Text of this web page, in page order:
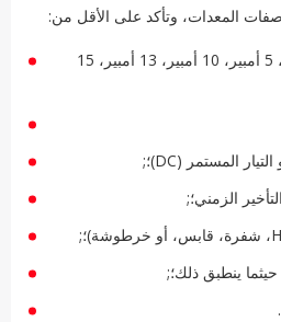
المعدات، وتأكد على الأقل من:
التصنيف الحالي، مثل 3 أمبير، 5 أمبير، 10 أمبير، 13 أمبير، 15
الزمني؛;
ينطبق ذلك؛;